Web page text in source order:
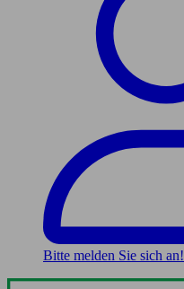
Bitte melden Sie sich an!